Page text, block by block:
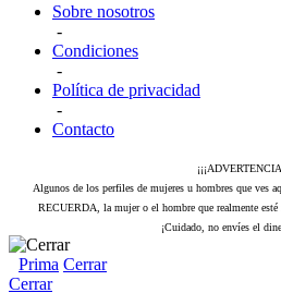
Sobre nosotros
-
Condiciones
-
Política de privacidad
-
Contacto
Algunos de los perfiles de mujeres u hombres que ves
RECUERDA, la mujer o el hombre que realmente esté
¡Cuidado, no envíes el
Prima Cerrar
Cerrar